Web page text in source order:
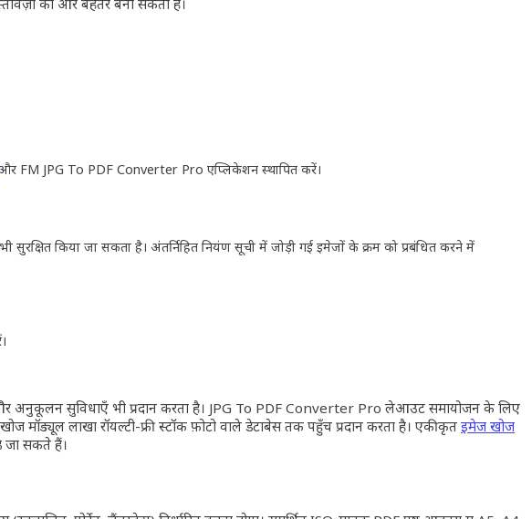
FM JPG To PDF Converter Pro एप्लिकेशन स्थापित करें।
किया जा सकता है। अंतर्निहित नियंत्रण सूची में जोड़ी गई इमेजों के क्रम को प्रबंधित करने में
अनुकूलन सुविधाएँ भी प्रदान करता है। JPG To PDF Converter Pro लेआउट समायोजन के लिए
मॉड्यूल लाखों रॉयल्टी-फ्री स्टॉक फ़ोटो वाले डेटाबेस तक पहुँच प्रदान करता है। एकीकृत इमेज खोज
जा सकते हैं।